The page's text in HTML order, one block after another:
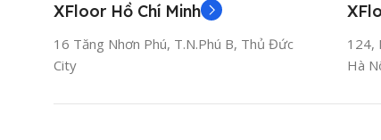
XFloor Hồ Chí Minh
16 Tăng Nhơn Phú, T.N.Phú B, Thủ Đức
City
124,
Hà